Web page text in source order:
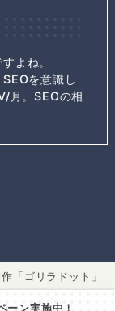
ーン実施中！
よね。
を意識し
月。SEOの相
「ゴリラドット」